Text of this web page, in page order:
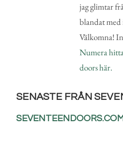
jag glimtar
blandat
Välkomna!
Numera
doors här.
SENASTE FRÅN
SEVENTEENDOORS.COM